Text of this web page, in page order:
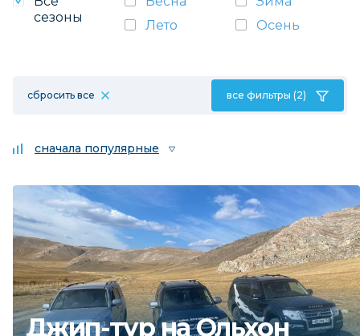
сезоны
Лето
Осень
сбросить все все фильтры (2)
сначала популярные
Джип-тур на Ольхон